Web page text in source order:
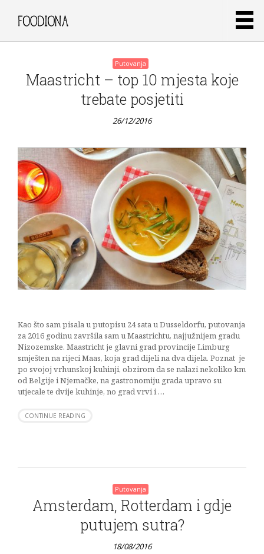
Putovanja
Maastricht – top 10 mjesta koje
trebate posjetiti
26/12/2016
Kao što sam pisala u putopisu 24 sata u Dusseldorfu, putovanja
za 2016 godinu završila sam u Maastrichtu, najjužnijem gradu
Nizozemske. Maastricht je glavni grad provincije Limburg
smješten na rijeci Maas, koja grad dijeli na dva dijela. Poznat je
po svojoj vrhunskoj kuhinji, obzirom da se nalazi nekoliko km
od Belgije i Njemačke, na gastronomiju grada upravo su
utjecale te dvije kuhinje, no grad vrvi i …
CONTINUE READING
Putovanja
Amsterdam, Rotterdam i gdje
putujem sutra?
18/08/2016